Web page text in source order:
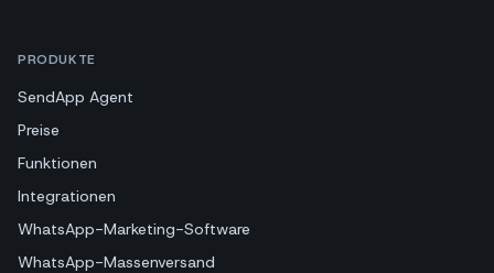
PRODUKTE
SendApp Agent
Preise
Funktionen
Integrationen
WhatsApp-Marketing-Software
WhatsApp-Massenversand